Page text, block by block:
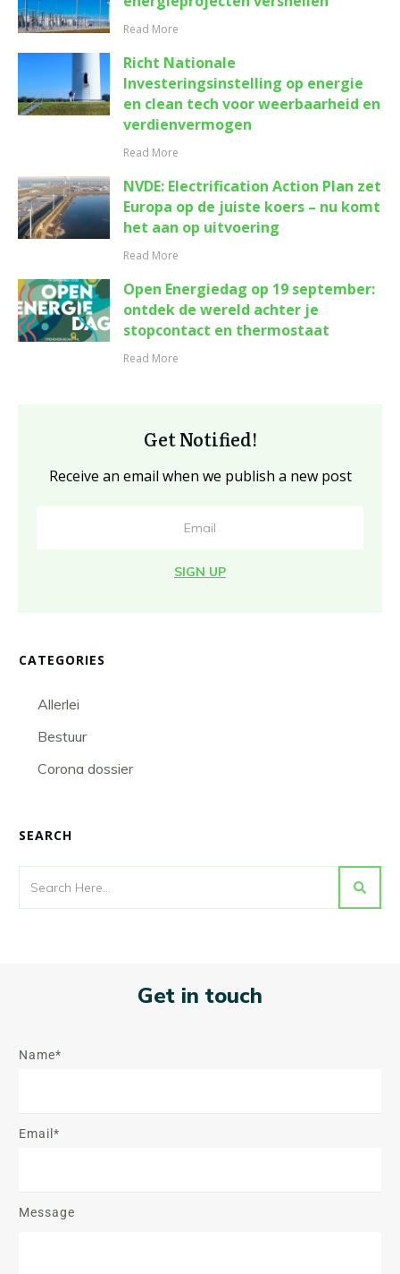
Read More
Richt Nationale
Investeringsinstelling op energie
en clean tech voor weerbaarheid en
verdienvermogen
Read More
NVDE: Electrification Action Plan zet
Europa op de juiste koers – nu komt
het aan op uitvoering
Read More
Open Energiedag op 19 september:
ontdek de wereld achter je
stopcontact en thermostaat
Read More
Get Notified!
Receive an email when we publish a new post
SIGN UP
CATEGORIES
Allerlei
Bestuur
Corona dossier
SEARCH
Get in touch
Name*
Email*
Message